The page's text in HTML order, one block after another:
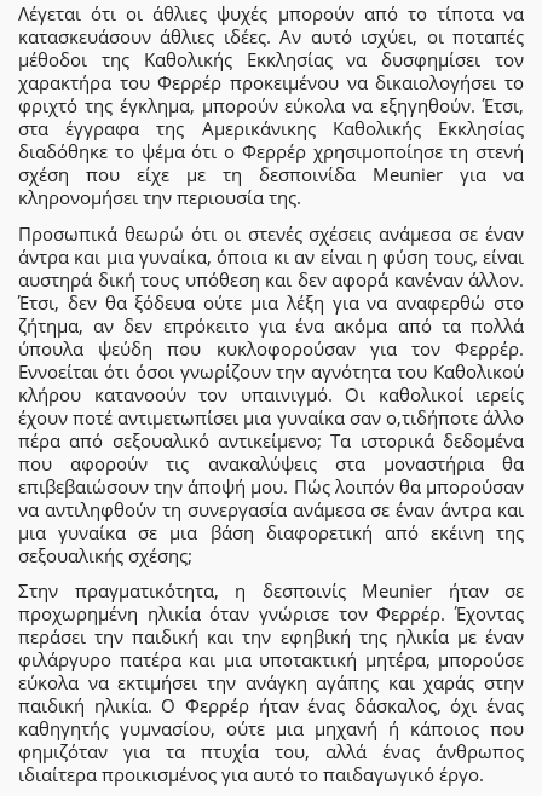
Λέγεται ότι οι άθλιες ψυχές μπορούν από το τίποτα να
κατασκευάσουν άθλιες ιδέες. Αν αυτό ισχύει, οι ποταπές
μέθοδοι της Καθολικής Εκκλησίας να δυσφημίσει τον
χαρακτήρα του Φερρέρ προκειμένου να δικαιολογήσει το
φριχτό της έγκλημα, μπορούν εύκολα να εξηγηθούν. Έτσι,
στα έγγραφα της Αμερικάνικης Καθολικής Εκκλησίας
διαδόθηκε το ψέμα ότι ο Φερρέρ χρησιμοποίησε τη στενή
σχέση που είχε με τη δεσποινίδα Meunier για να
κληρονομήσει την περιουσία της.
Προσωπικά θεωρώ ότι οι στενές σχέσεις ανάμεσα σε έναν
άντρα και μια γυναίκα, όποια κι αν είναι η φύση τους, είναι
αυστηρά δική τους υπόθεση και δεν αφορά κανέναν άλλον.
Έτσι, δεν θα ξόδευα ούτε μια λέξη για να αναφερθώ στο
ζήτημα, αν δεν επρόκειτο για ένα ακόμα από τα πολλά
ύπουλα ψεύδη που κυκλοφορούσαν για τον Φερρέρ.
Εννοείται ότι όσοι γνωρίζουν την αγνότητα του Καθολικού
κλήρου κατανοούν τον υπαινιγμό. Οι καθολικοί ιερείς
έχουν ποτέ αντιμετωπίσει μια γυναίκα σαν ο,τιδήποτε άλλο
πέρα από σεξουαλικό αντικείμενο; Τα ιστορικά δεδομένα
που αφορούν τις ανακαλύψεις στα μοναστήρια θα
επιβεβαιώσουν την άποψή μου. Πώς λοιπόν θα μπορούσαν
να αντιληφθούν τη συνεργασία ανάμεσα σε έναν άντρα και
μια γυναίκα σε μια βάση διαφορετική από εκέινη της
σεξουαλικής σχέσης;
Στην πραγματικότητα, η δεσποινίς Meunier ήταν σε
προχωρημένη ηλικία όταν γνώρισε τον Φερρέρ. Έχοντας
περάσει την παιδική και την εφηβική της ηλικία με έναν
φιλάργυρο πατέρα και μια υποτακτική μητέρα, μπορούσε
εύκολα να εκτιμήσει την ανάγκη αγάπης και χαράς στην
παιδική ηλικία. Ο Φερρέρ ήταν ένας δάσκαλος, όχι ένας
καθηγητής γυμνασίου, ούτε μια μηχανή ή κάποιος που
φημιζόταν για τα πτυχία του, αλλά ένας άνθρωπος
ιδιαίτερα προικισμένος για αυτό το παιδαγωγικό έργο.